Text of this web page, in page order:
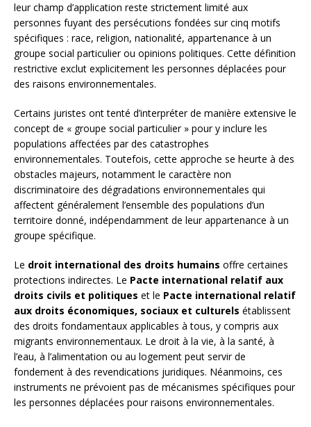
leur champ d’application reste strictement limité aux
personnes fuyant des persécutions fondées sur cinq motifs
spécifiques : race, religion, nationalité, appartenance à un
groupe social particulier ou opinions politiques. Cette définition
restrictive exclut explicitement les personnes déplacées pour
des raisons environnementales.
Certains juristes ont tenté d’interpréter de manière extensive le
concept de « groupe social particulier » pour y inclure les
populations affectées par des catastrophes
environnementales. Toutefois, cette approche se heurte à des
obstacles majeurs, notamment le caractère non
discriminatoire des dégradations environnementales qui
affectent généralement l’ensemble des populations d’un
territoire donné, indépendamment de leur appartenance à un
groupe spécifique.
Le droit international des droits humains offre certaines
protections indirectes. Le Pacte international relatif aux
droits civils et politiques et le Pacte international relatif
aux droits économiques, sociaux et culturels établissent
des droits fondamentaux applicables à tous, y compris aux
migrants environnementaux. Le droit à la vie, à la santé, à
l’eau, à l’alimentation ou au logement peut servir de
fondement à des revendications juridiques. Néanmoins, ces
instruments ne prévoient pas de mécanismes spécifiques pour
les personnes déplacées pour raisons environnementales.